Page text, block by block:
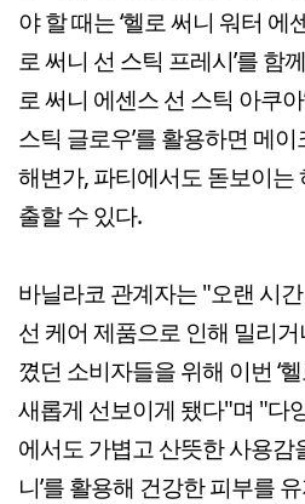
야 할 때는 ‘헬로 써니 워터 에
로 써니 선 스틱 프레시’를 함
로 써니 에센스 선 스틱 아쿠아
스틱 글로우’를 활용하면 메
해변가, 파티에서도 돋보이는
출할 수 있다.
바닐라코 관계자는 "오랜 시
선 케어 제품으로 인해 밀리
꼈던 소비자들을 위해 이번 ‘
새롭게 선보이게 됐다"며 "다
에서도 가볍고 산뜻한 사용감
니’를 활용해 건강한 피부를